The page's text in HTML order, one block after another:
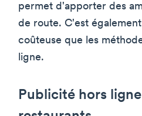
permet d'apporter des
de route. C'est
coûteuse que les
ligne.
Publicité hors